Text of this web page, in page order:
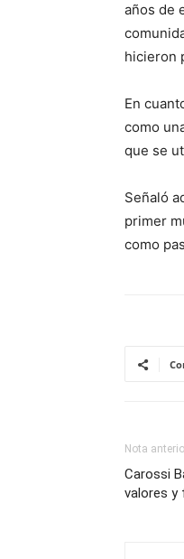
años de
hicieron
En
como
que se
Señaló
primer
como
Nota
Carossi
valores y